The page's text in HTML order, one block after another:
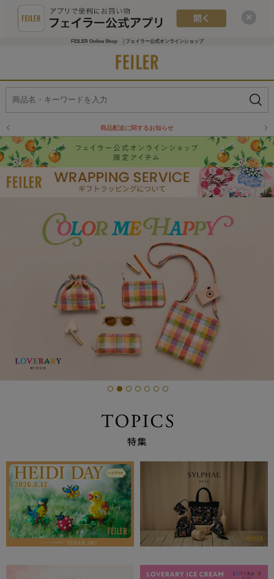
FEILER Online Shop │フェイラー公式オンラインショップ
商品配送に関するお知らせ